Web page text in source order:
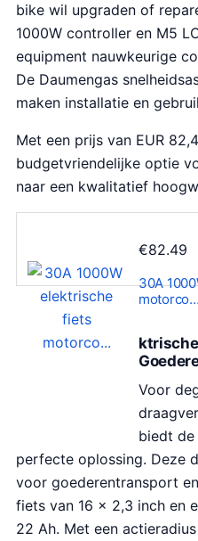
bike wil upgraden of
1000W controller en M5
equipment nauwkeurige
De Daumengas
maken installatie en
Met een prijs van EUR
budgetvriendelijke optie
naar een kwalitatief
€82.49
30A
motorco…
Voor
biedt
perfecte oplossing. Deze
voor goederentransport
fiets van 16 x 2,3 inch en
22 Ah. Met een